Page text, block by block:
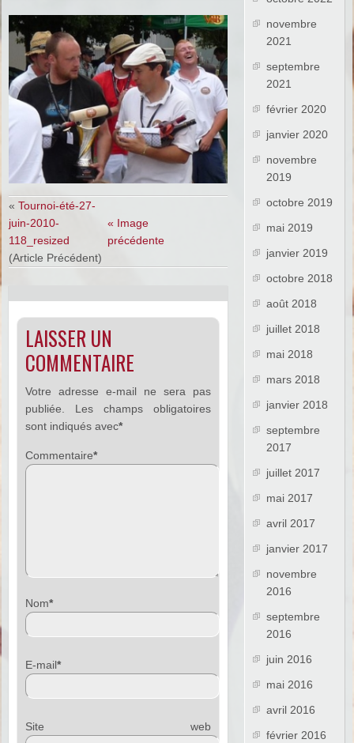
«Tournoi-été-27-
juin-2010-
118_resized
(Article Précédent)
« Image
précédente
LAISSER UN
COMMENTAIRE
Votre adresse e-mail ne sera pas
publiée.
Les champs obligatoires
sont indiqués avec*
Commentaire*
Nom*
E-mail*
Site web
novembre
2021
septembre
2021
février 2020
janvier 2020
novembre
2019
octobre 2019
mai 2019
janvier 2019
octobre 2018
août 2018
juillet 2018
mai 2018
mars 2018
janvier 2018
septembre
2017
juillet 2017
mai 2017
avril 2017
janvier 2017
novembre
2016
septembre
2016
juin 2016
mai 2016
avril 2016
février 2016